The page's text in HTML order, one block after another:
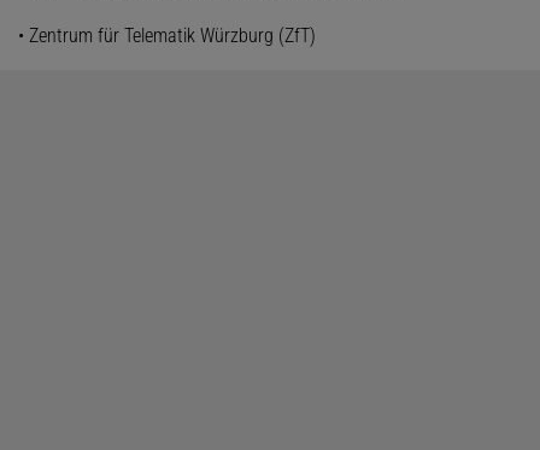
• Zentrum für Telematik Würzburg (ZfT)